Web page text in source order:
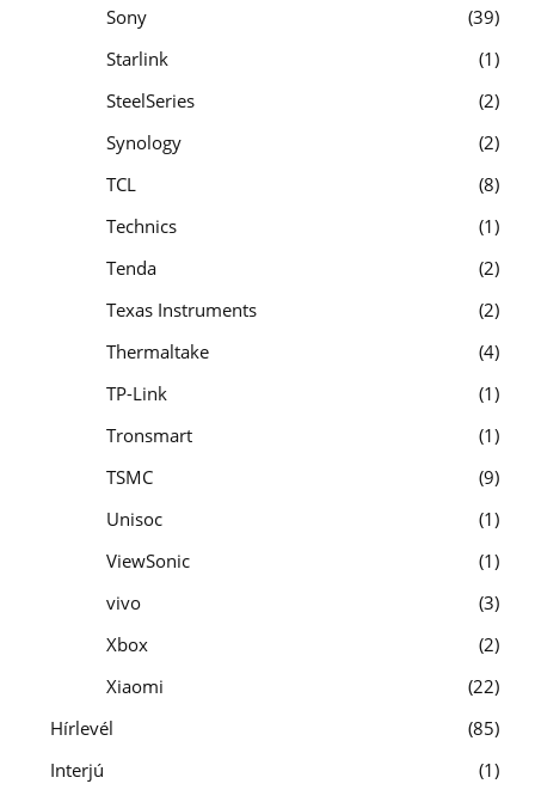
Sony
39
Starlink
1
SteelSeries
2
Synology
2
TCL
8
Technics
1
Tenda
2
Texas Instruments
2
Thermaltake
4
TP-Link
1
Tronsmart
1
TSMC
9
Unisoc
1
ViewSonic
1
vivo
3
Xbox
2
Xiaomi
22
Hírlevél
85
Interjú
1